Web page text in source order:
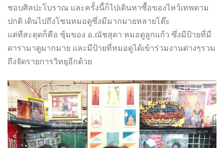
ชอบศิลปะโบราณ และครั้งนี้ก็ไปเดินหาซื้อของไหว้เทพตาม
ปกติ เดินไปถึงโซนหมอดูซึ่งมีมากมายหลายโต๊ะ
แต่ที่สะดุดก็คือ ซุ้มของ อ.ณัชสุดา หมอดูลูกแก้ว ซึ่งมีป้ายที่มี
ดารามาดูมากมาย และมีป้ายที่หมอดูได้เข้าร่วมงานต่างๆรวม
ถึงจัดรายการวิทยุอีกด้วย